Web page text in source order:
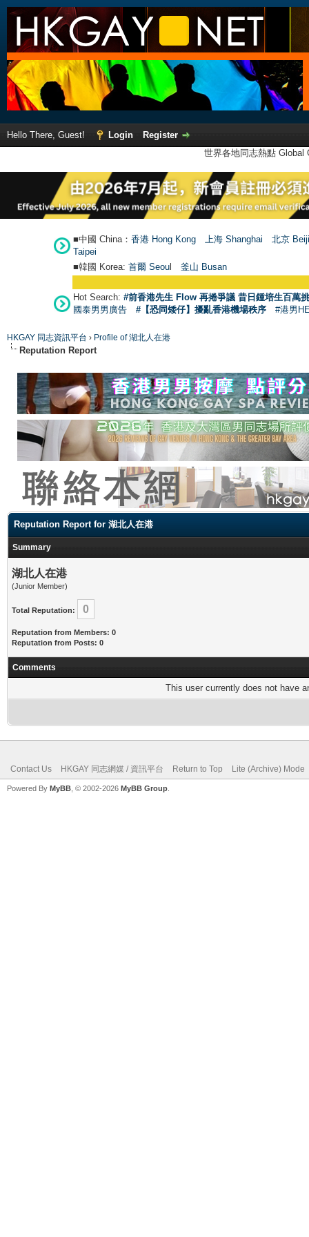
Hello There, Guest! Login
Register
世界各地同志熱點
■中國 China： 香港 Hong Kong 上海 Shanghai
北京
Taipei
■韓國 Korea: 首爾 Seoul 釜山 Busan
Hot Search: #前香港先生 Flow 再捲爭議 昔日鍾培生百萬
國泰男男廣告
#【恐同矮仔】擾亂香港機場秩序 #港男
HKGAY 同志資訊平台 › Profile of 湖北人在港
Reputation Report
Reputation Report for 湖北人在港
Summary
湖北人在港
(Junior Member)
Total Reputation: 0
Reputation from Members: 0
Reputation from Posts: 0
Comments
This user currently does not have
Contact Us HKGAY 同志網媒 / 資訊平台 Return to Top Lite (Archive) Mode
Powered By MyBB , © 2002-2026 MyBB Group